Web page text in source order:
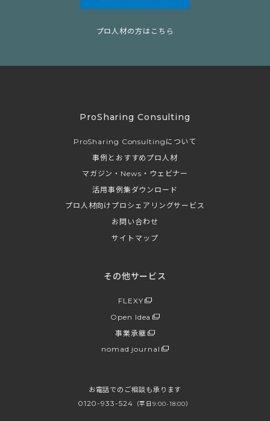
プロ人材の方はこちら
ProSharing Consulting
ProSharing Consultingについて
事例とおすすめプロ人材
マガジン・News・ウェビナー
活用事例集ダウンロード
プロ人材向けプロシェアリングサービス
お問い合わせ
サイトマップ
その他サービス
FLEXY
Open Idea
事業承継
nomad journal
お電話でのご相談も承ります
0120-933-524 （平日9:00-18:00）